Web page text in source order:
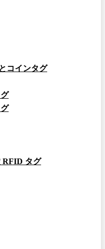
コインタグ
RFID タグ